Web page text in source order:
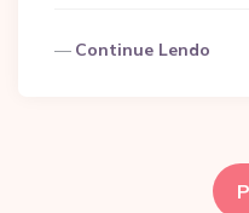
Continue Lendo